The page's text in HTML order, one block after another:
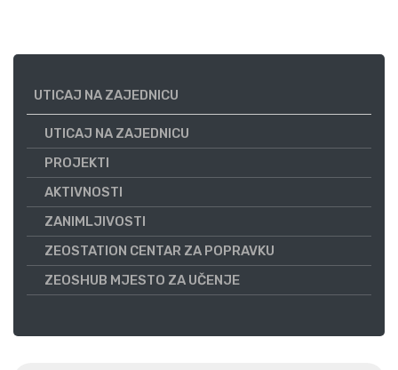
UTICAJ NA ZAJEDNICU
UTICAJ NA ZAJEDNICU
PROJEKTI
AKTIVNOSTI
ZANIMLJIVOSTI
ZEOSTATION CENTAR ZA POPRAVKU
ZEOSHUB MJESTO ZA UČENJE